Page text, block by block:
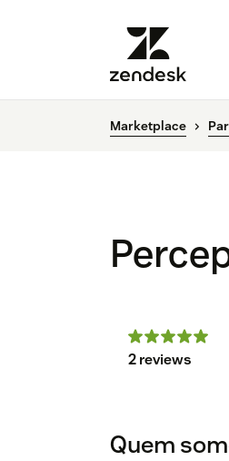
Marketplace
2 reviews
Quem